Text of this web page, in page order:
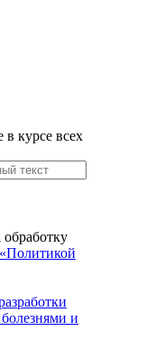
курсе всех
«Политикой
и